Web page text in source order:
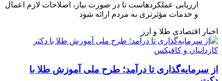
ارزیابی عملکردهاست تا در صورت نیاز، اصلاحات لازم اعمال
و خدمات مؤثرتری به مردم ارائه شود
اخبار اقتصادی طلا و ارز
از سرمایه‌گذاری تا درآمد؛ طرح ملی آموزش طلا با